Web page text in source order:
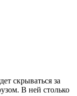
скрываться за
В ней столько